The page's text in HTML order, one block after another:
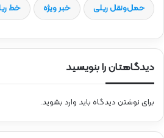
حمل‌و‌نقل ریلی خبر ویژه خط
دیدگاهتان را بنویسید
برای نوشتن دیدگاه باید وارد بشوید.